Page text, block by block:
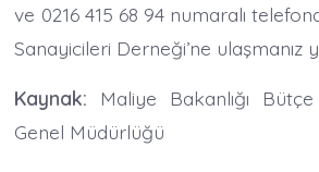
ve 0216 415 68 94 numaralı
Sanayicileri Derneği’ne ulaşmanız
Kaynak: Maliye Bakanlığı
Genel Müdürlüğü